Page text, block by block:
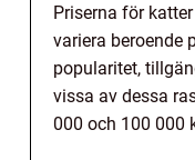
Priserna för
variera beroende
popularitet,
vissa av dessa
000 och 100 000